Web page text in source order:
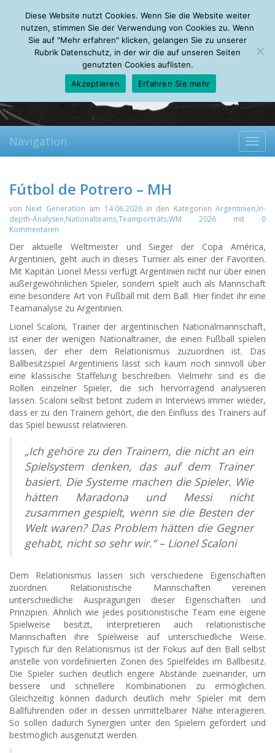
Saturday, 08.08.2026
Mein Account
About Autoren Leseempfehlungen FAQ
Navigation
Fútbol de Potrero – MH
von Next Generation am 14.06.2026in den Kategorien Argentinien,In-
depth-Analysen,Nationalteams,Teamporträts,WM 2026 mit 0
Kommentaren
Der aktuelle Weltmeister und Sieger der Copa América,
Argentinien, geht auch in dieses Turnier als einer der Favoriten.
Mit Kapitän Lionel Messi verfügt Argentinien nicht nur über einen
außergewöhnlichen Spieler, sondern spielt auch als Mannschaft
eine besondere Art von Fußball mit dem Ball. Hier findet ihr eine
Teamanalyse zu Argentinien.
Lionel Scaloni, Trainer der argentinischen Nationalmannschaft,
ist einer der wenigen Nationaltrainer, die einen Fußball spielen
lassen, der eher dem Relationismus zuzuordnen ist. Das
Ballbesitzspiel Argentiniens lässt sich kaum noch sinnvoll über
eine klassische Staffelung beschreiben. Vielmehr sind es die
Rollen einzelner Spieler, die sich hervorragend analysieren
lassen. Scaloni selbst betont zudem in Interviews immer wieder,
dass er zu den Trainern gehört, die den Einfluss des Trainers auf
das Spiel bewusst relativieren.
„Ich gehöre zu den Trainern, die nicht an ein
Spielsystem denken, das auf dem Trainer
basiert. Die Systeme machen die Spieler. Wie
hätten Maradona und Messi nicht
zusammen gespielt, wenn sie die Besten der
Welt waren? Das Problem hätten die Gegner
gehabt, nicht so sehr wir.“ – Lionel Scaloni
Dem Relationismus lassen sich verschiedene Eigenschaften
zuordnen. Relationistische Mannschaften vereinen
unterschiedliche Ausprägungen dieser Eigenschaften und
Prinzipien. Ähnlich wie jedes positionistische Team eine eigene
Spielweise besitzt, interpretieren auch relationistische
Mannschaften ihre Spielweise auf unterschiedliche Weise.
Typisch für den Relationismus ist der Fokus auf den Ball selbst
anstelle von vordefinierten Zonen des Spielfeldes im Ballbesitz.
Die Spieler suchen deutlich engere Abstände zueinander, um
bessere und schnellere Kombinationen zu ermöglichen.
Gleichzeitig können dadurch deutlich mehr Spieler mit dem
Ballführenden oder in dessen unmittelbarer Nähe interagieren.
So sollen dadurch Synergien unter den Spielern gefördert und
bestmöglich ausgenutzt werden.
Diese Website nutzt Cookies. Wenn Sie die Website weiter
nutzen, stimmen Sie der Verwendung von Cookies zu. Wenn
Sie auf "Mehr erfahren" klicken, gelangen Sie zu unserer
Rubrik Datenschutz, in der wir die auf unseren Seiten
genutzten Cookies auflisten.
Akzeptieren
Erfahren Sie mehr